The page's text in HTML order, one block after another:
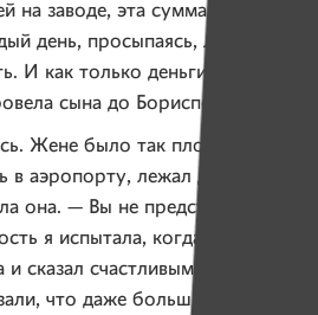
заводе, эта сумма казалась
день, просыпаясь, Любовь
И как только деньги были
сына до Борисполя.
Жене было так плохо, что
в аэропорту, лежал до самого
она. — Вы не представляете,
я испытала, когда сын
сказал счастливым голосом:
что даже большие опухоли